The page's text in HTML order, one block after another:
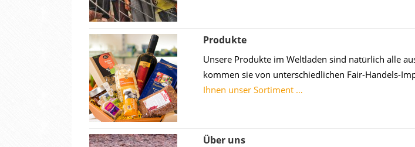
Produkte
Unsere Produkte im Weltladen sind natürlich alle
kommen sie von unterschiedlichen Fair-Handels-
Ihnen unser Sortiment …
Über uns